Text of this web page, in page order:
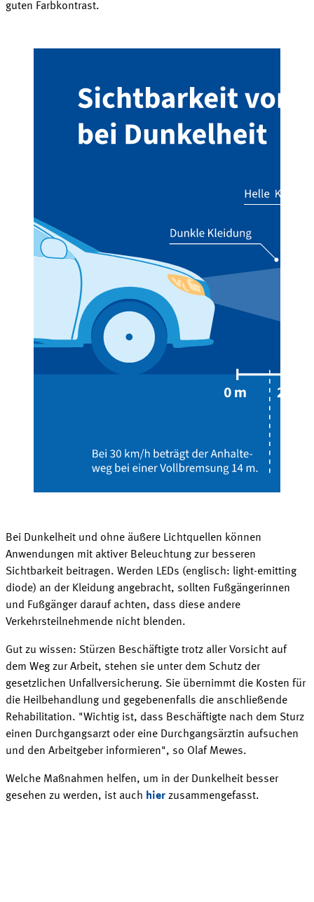
guten Farbkontrast.
Bei Dunkelheit und ohne äußere Lichtquellen können
Anwendungen mit aktiver Beleuchtung zur besseren
Sichtbarkeit beitragen. Werden LEDs (englisch: light-emitting
diode) an der Kleidung angebracht, sollten Fußgängerinnen
und Fußgänger darauf achten, dass diese andere
Verkehrsteilnehmende nicht blenden.
Gut zu wissen: Stürzen Beschäftigte trotz aller Vorsicht auf
dem Weg zur Arbeit, stehen sie unter dem Schutz der
gesetzlichen Unfallversicherung. Sie übernimmt die Kosten für
die Heilbehandlung und gegebenenfalls die anschließende
Rehabilitation. "Wichtig ist, dass Beschäftigte nach dem Sturz
einen Durchgangsarzt oder eine Durchgangsärztin aufsuchen
und den Arbeitgeber informieren", so Olaf Mewes.
Welche Maßnahmen helfen, um in der Dunkelheit besser
gesehen zu werden, ist auch hier zusammengefasst.